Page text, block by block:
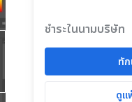
ชำระในนามบริษัท
ทั
ดูแ